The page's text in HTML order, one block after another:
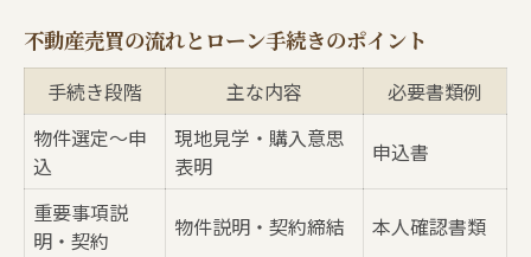
不動産売買の流れとローン手続きのポイント
手続き段階 主な内容
必要書類例
物件選定〜申
込
現地見学・購入意思
表明
申込書
重要事項説
明・契約
物件説明・契約締結 本人確認書類